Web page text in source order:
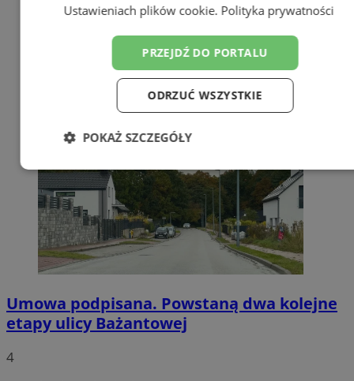
Umowa podpisana. Powstaną dwa kolejne
etapy ulicy Bażantowej
4
Ustawieniach plików cookie. Polityka prywatności
PRZEJDŹ DO PORTALU
ODRZUĆ WSZYSTKIE
POKAŻ SZCZEGÓŁY
Niezbędne Wydajność Targetowanie
Funkcjonalność Niesklasyfikowane